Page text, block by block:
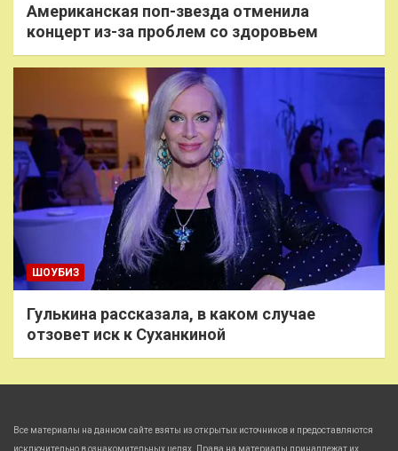
Американская поп-звезда отменила
концерт из-за проблем со здоровьем
ШОУБИЗ
Гулькина рассказала, в каком случае
отзовет иск к Суханкиной
Все материалы на данном сайте взяты из открытых источников и предоставляются
исключительно в ознакомительных целях. Права на материалы принадлежат их